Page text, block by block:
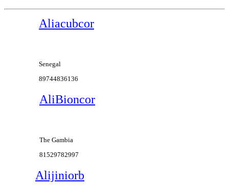
Aliacubcor
Senegal
89744836136
AliBioncor
The Gambia
81529782997
Alijiniorb